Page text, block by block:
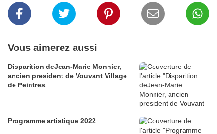
Vous aimerez aussi
Disparition deJean-Marie Monnier,
ancien president de Vouvant Village
de Peintres.
Programme artistique 2022